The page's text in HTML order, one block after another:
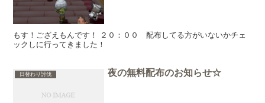
もす！ござえもんです！ ２０：００ 配布してる方がいないかチェ
ックしに行ってきました！
日替わり討伐 夜の無料配布のお知らせ☆